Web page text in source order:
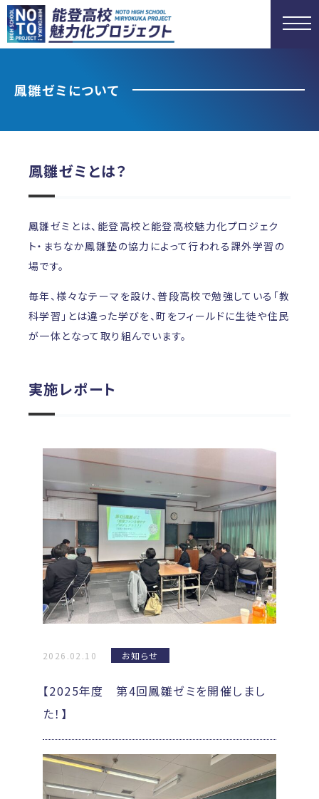
鳳雛ゼミについて
鳳雛ゼミとは？
鳳雛ゼミとは、能登高校と能登高校魅力化プロジェク
ト・まちなか鳳雛塾の協力によって行われる課外学習の
場です。
毎年、様々なテーマを設け、普段高校で勉強している「教
科学習」とは違った学びを、町をフィールドに生徒や住民
が一体となって取り組んでいます。
実施レポート
2026.02.10 お知らせ
【2025年度 第4回鳳雛ゼミを開催しまし
た！】